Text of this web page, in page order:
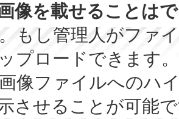
像を載せることは
もし管理人がファ
プロードできます
像ファイルへのハ
させることが可能